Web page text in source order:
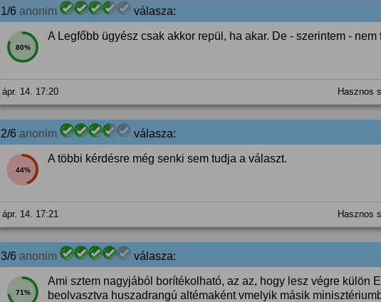
1/6 anonim válasza:
80%
A Legfőbb ügyész csak akkor repül, ha akar. De - szerintem - nem
ápr. 14. 17:20 Hasznos
2/6 anonim válasza:
44%
A többi kérdésre még senki sem tudja a választ.
ápr. 14. 17:21 Hasznos
3/6 anonim válasza:
71%
Ami sztem nagyjából borítékolható, az az, hogy lesz végre külön
beolvasztva huszadrangú altémaként vmelyik másik